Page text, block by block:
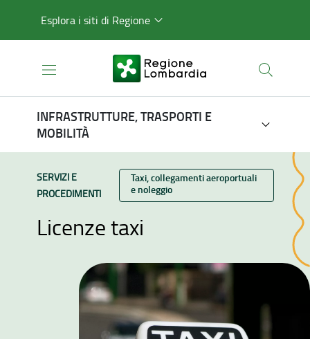
Esplora i siti di Regione
INFRASTRUTTURE, TRASPORTI E
MOBILITÀ
TIPO CONTENUTO:
SERVIZI E
PROCEDIMENTI
Categoria:
Taxi, collegamenti aeroportuali
e noleggio
Licenze taxi